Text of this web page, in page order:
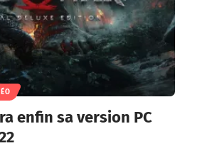
enfin sa version PC